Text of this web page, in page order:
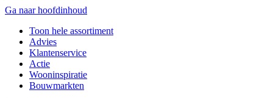
Ga naar hoofdinhoud
Toon hele assortiment
Advies
Klantenservice
Actie
Wooninspiratie
Bouwmarkten